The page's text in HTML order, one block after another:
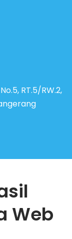
RT.5/RW.2,
Web